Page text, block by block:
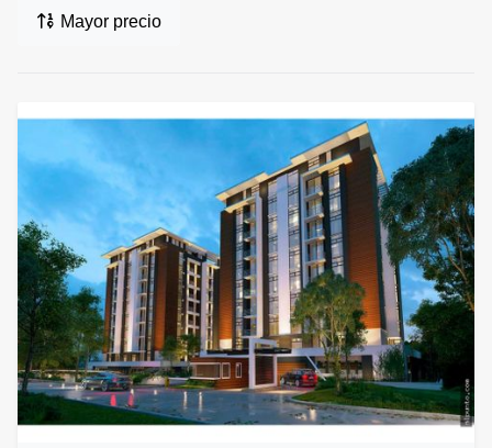
Mayor precio